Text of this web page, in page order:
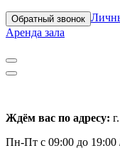
Обратный звонок
Аренда зала
Ждём вас по адресу:
Пн-Пт с 09:00 до 19:00